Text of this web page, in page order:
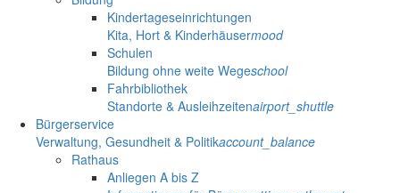
Kindertageseinrichtungen
Kita, Hort & Kinderhäusermood
Schulen
Bildung ohne weite Wegeschool
Fahrbibliothek
Standorte & Ausleihzeitenairport_shuttle
Bürgerservice
Verwaltung, Gesundheit & Politikaccount_balance
Rathaus
Anliegen A bis Z